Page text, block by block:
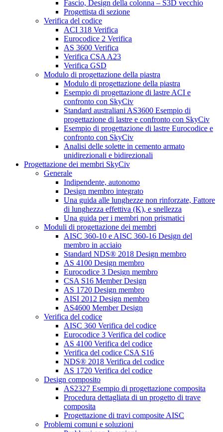
Fascio, Design della colonna – S3D vecchio
Progettista di sezione
Verifica del codice
ACI 318 Verifica
Eurocodice 2 Verifica
AS 3600 Verifica
Verifica CSA A23
Verifica GSD
Modulo di progettazione della piastra
Modulo di progettazione della piastra
Esempio di progettazione di lastre ACI e
confronto con SkyCiv
Standard australiani AS3600 Esempio di
progettazione di lastre e confronto con SkyCiv
Esempio di progettazione di lastre Eurocodice e
confronto con SkyCiv
Analisi delle solette in cemento armato
unidirezionali e bidirezionali
Progettazione dei membri SkyCiv
Generale
Indipendente, autonomo
Design membro integrato
Una guida alle lunghezze non rinforzate, Fattore
di lunghezza effettiva (K), e snellezza
Una guida per i membri non prismatici
Moduli di progettazione dei membri
AISC 360-10 e AISC 360-16 Design del
membro in acciaio
Standard NDS® 2018 Design membro
AS 4100 Design membro
Eurocodice 3 Design membro
CSA S16 Member Design
AS 1720 Design membro
AISI 2012 Design membro
AS4600 Member Design
Verifica del codice
AISC 360 Verifica del codice
Eurocodice 3 Verifica del codice
AS 4100 Verifica del codice
Verifica del codice CSA S16
NDS® 2018 Verifica del codice
AS 1720 Verifica del codice
Design composito
AS2327 Esempio di progettazione composita
Procedura dettagliata di un progetto di trave
composita
Progettazione di travi composite AISC
Problemi comuni e soluzioni